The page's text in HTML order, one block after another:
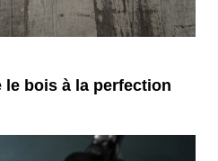
le bois à la perfection